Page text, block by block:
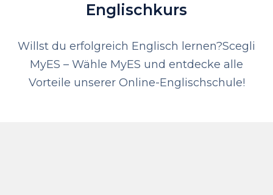
Englischkurs
Willst du erfolgreich Englisch lernen?Scegli
MyES – Wähle MyES und entdecke alle
Vorteile unserer Online-Englischschule!